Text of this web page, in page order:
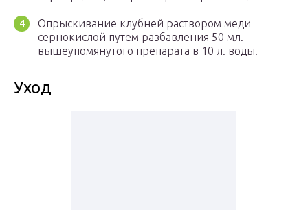
Опрыскивание клубней раствором меди
сернокислой путем разбавления 50 мл.
вышеупомянутого препарата в 10 л. воды.
Уход